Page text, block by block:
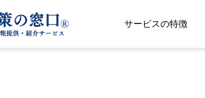
サービスの特徴